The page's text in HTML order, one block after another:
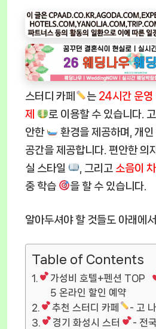
스터디 카페 는 24시간 운영
제
로 이용할 수 있습니다.
안한
환경을 제공하며, 개인
공간을 제공합니다. 편안한 의
실 스타일
, 그리고 소음이
중 학습
을 할 수 있습니다.
알아두셔야 할 것들도 아래에
Table of Contents
가성비 호텔+펜션 TOP
5 온라인 할인 예약
추천 스터디 카페
- 고
경기 화성시 스터
- 전